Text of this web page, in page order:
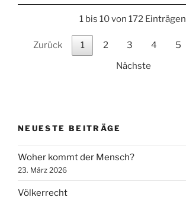
1 bis 10 von 172 Einträgen
Zurück 1 2 3 4 5
Nächste
NEUESTE BEITRÄGE
Woher kommt der Mensch?
23. März 2026
Völkerrecht